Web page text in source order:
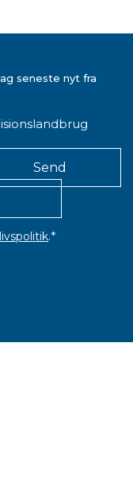
seneste nyt fra
.*